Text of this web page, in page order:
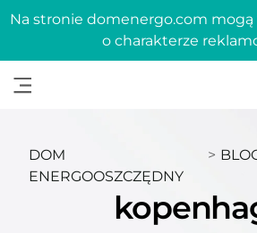
Na stronie domenergo.com
o charakterze
DOM
ENERGOOSZCZĘDNY
>